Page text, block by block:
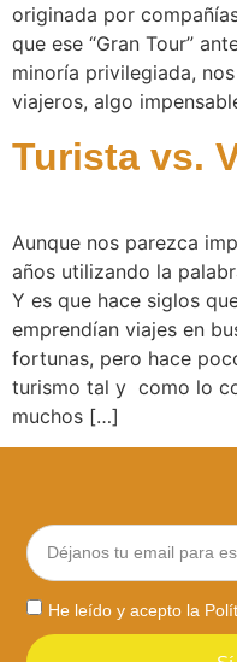
originada por
que ese “Gran Tour”
minoría privilegiada,
viajeros, algo
Turista vs.
Aunque nos parezca
años utilizando la
Y es que hace siglos
emprendían viajes en
fortunas, pero hace
turismo tal y como lo
muchos […]
He leído y acepto la